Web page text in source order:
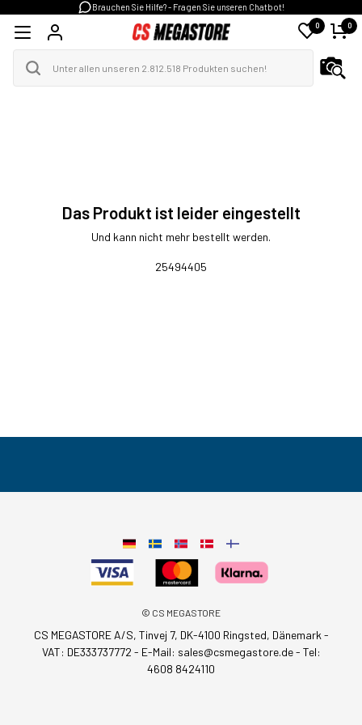
Brauchen Sie Hilfe? - Fragen Sie unseren Chatbot!
0 0
Das Produkt ist leider eingestellt
Und kann nicht mehr bestellt werden.
25494405
© CS MEGASTORE
CS MEGASTORE A/S, Tinvej 7, DK-4100 Ringsted, Dänemark -
VAT: DE333737772 - E-Mail: sales@csmegastore.de- Tel:
4608 8424110